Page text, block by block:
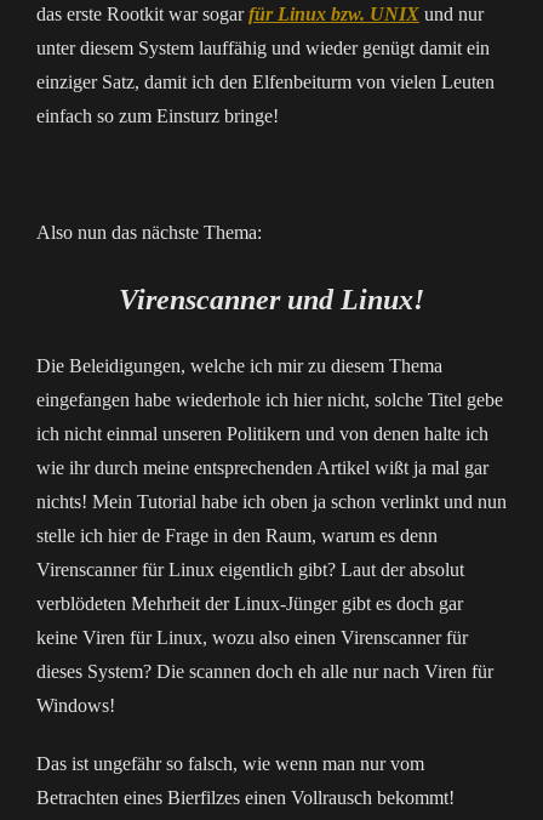
das erste Rootkit war sogarfür Linux bzw. UNIX und nur
unter diesem System lauffähig und wieder genügt damit ein
einziger Satz, damit ich den Elfenbeiturm von vielen Leuten
einfach so zum Einsturz bringe!
Also nun das nächste Thema:
Virenscanner und Linux!
Die Beleidigungen, welche ich mir zu diesem Thema
eingefangen habe wiederhole ich hier nicht, solche Titel gebe
ich nicht einmal unseren Politikern und von denen halte ich
wie ihr durch meine entsprechenden Artikel wißt ja mal gar
nichts! Mein Tutorial habe ich oben ja schon verlinkt und nun
stelle ich hier de Frage in den Raum, warum es denn
Virenscanner für Linux eigentlich gibt? Laut der absolut
verblödeten Mehrheit der Linux-Jünger gibt es doch gar
keine Viren für Linux, wozu also einen Virenscanner für
dieses System? Die scannen doch eh alle nur nach Viren für
Windows!
Das ist ungefähr so falsch, wie wenn man nur vom
Betrachten eines Bierfilzes einen Vollrausch bekommt!